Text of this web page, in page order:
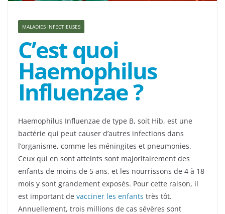
MALADIES INFECTIEUSES
C’est quoi
Haemophilus
Influenzae ?
Haemophilus Influenzae de type B, soit Hib, est une
bactérie qui peut causer d’autres infections dans
l’organisme, comme les méningites et pneumonies.
Ceux qui en sont atteints sont majoritairement des
enfants de moins de 5 ans, et les nourrissons de 4 à 18
mois y sont grandement exposés. Pour cette raison, il
est important de vacciner les enfants très tôt.
Annuellement, trois millions de cas sévères sont